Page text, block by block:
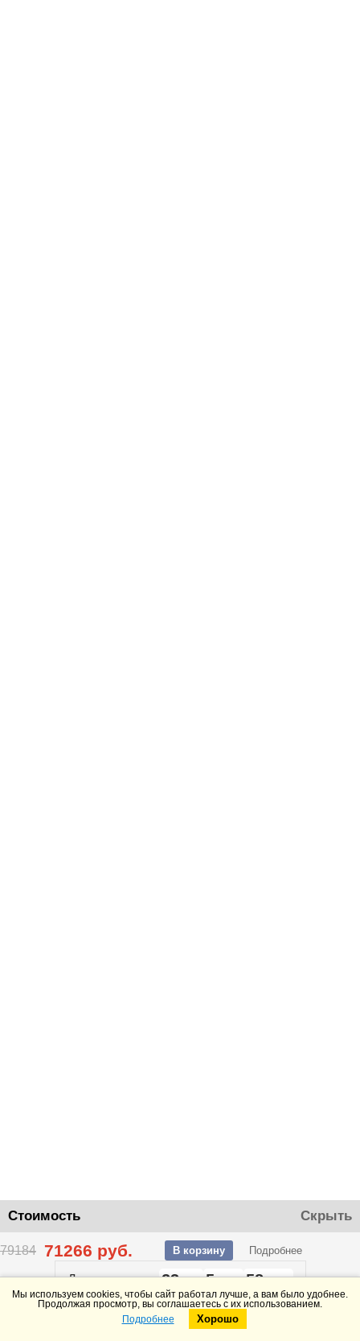
Стоимость Скрыть
79184 71266 руб. В корзину Подробнее
До конца акции23 5 58
Telegram
Мы используем cookies, чтобы сайт работал лучше, а вам было удобнее.
Продолжая просмотр, вы соглашаетесь с их использованием.
Подробнее
Хорошо